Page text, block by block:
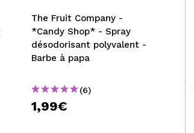
The Fruit Company -
*Candy Shop* - Spray
désodorisant polyvalent -
Barbe à papa
(6)
1,99€